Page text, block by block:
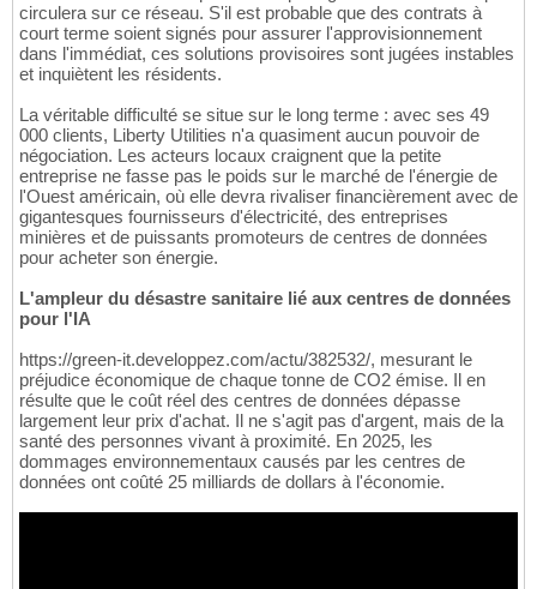
circulera sur ce réseau. S'il est probable que des contrats à
court terme soient signés pour assurer l'approvisionnement
dans l'immédiat, ces solutions provisoires sont jugées instables
et inquiètent les résidents.
La véritable difficulté se situe sur le long terme : avec ses 49
000 clients, Liberty Utilities n'a quasiment aucun pouvoir de
négociation. Les acteurs locaux craignent que la petite
entreprise ne fasse pas le poids sur le marché de l'énergie de
l'Ouest américain, où elle devra rivaliser financièrement avec de
gigantesques fournisseurs d'électricité, des entreprises
minières et de puissants promoteurs de centres de données
pour acheter son énergie.
L'ampleur du désastre sanitaire lié aux centres de données
pour l'IA
https://green-it.developpez.com/actu/382532/, mesurant le
préjudice économique de chaque tonne de CO2 émise. Il en
résulte que le coût réel des centres de données dépasse
largement leur prix d'achat. Il ne s'agit pas d'argent, mais de la
santé des personnes vivant à proximité. En 2025, les
dommages environnementaux causés par les centres de
données ont coûté 25 milliards de dollars à l'économie.